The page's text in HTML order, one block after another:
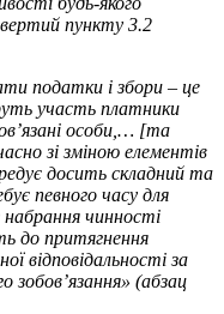
пункту 3.2
податки і збори – це
участь платники
особи ,… [та
зі зміною елементів
досить складний та
певного часу для
чинності
до притягнення
відповідальності за
зобов’язання» (абзац